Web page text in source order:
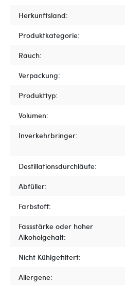
Herkunftsland:
Produktkategorie:
Rauch:
Verpackung:
Produkttyp:
Volumen:
Inverkehrbringer:
Destillationsdurchläufe:
Abfüller:
Farbstoff:
Fassstärke oder hoher
Alkoholgehalt:
Nicht Kühlgefiltert:
Allergene: